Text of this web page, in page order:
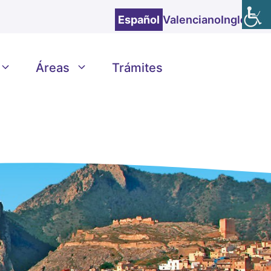
Español ValencianoInglés
Áreas Trámites